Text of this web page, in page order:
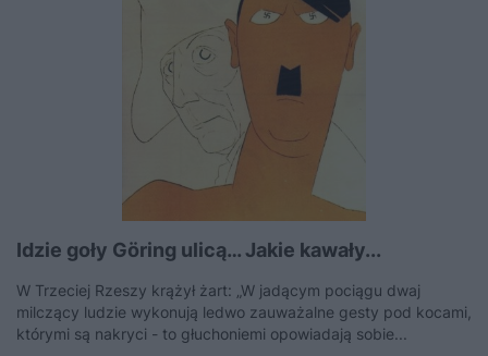
Idzie goły Göring ulicą… Jakie kawały...
W Trzeciej Rzeszy krążył żart: „W jadącym pociągu dwaj
milczący ludzie wykonują ledwo zauważalne gesty pod kocami,
którymi są nakryci - to głuchoniemi opowiadają sobie...